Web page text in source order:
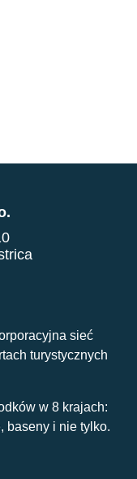
sieć
turystycznych
w 8 krajach:
baseny i nie tylko.